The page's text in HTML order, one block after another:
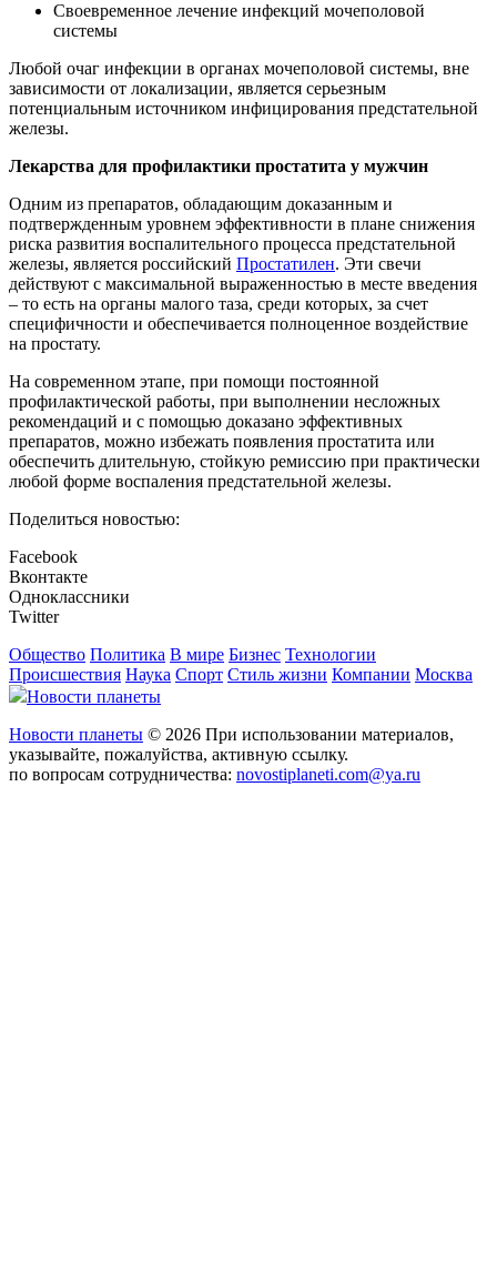
Своевременное лечение инфекций мочеполовой
системы
Любой очаг инфекции в органах мочеполовой системы, вне
зависимости от локализации, является серьезным
потенциальным источником инфицирования предстательной
железы.
Лекарства для профилактики простатита у мужчин
Одним из препаратов, обладающим доказанным и
подтвержденным уровнем эффективности в плане снижения
риска развития воспалительного процесса предстательной
железы, является российский Простатилен. Эти свечи
действуют с максимальной выраженностью в месте введения
– то есть на органы малого таза, среди которых, за счет
специфичности и обеспечивается полноценное воздействие
на простату.
На современном этапе, при помощи постоянной
профилактической работы, при выполнении несложных
рекомендаций и с помощью доказано эффективных
препаратов, можно избежать появления простатита или
обеспечить длительную, стойкую ремиссию при практически
любой форме воспаления предстательной железы.
Поделиться новостью:
Facebook
Вконтакте
Одноклассники
Twitter
Общество Политика В мире Бизнес Технологии
Происшествия Наука Спорт Стиль жизни Компании Москва
Новости планеты
Новости планеты © 2026 При использовании материалов,
указывайте, пожалуйства, активную ссылку.
по вопросам сотрудничества: novostiplaneti.com@ya.ru